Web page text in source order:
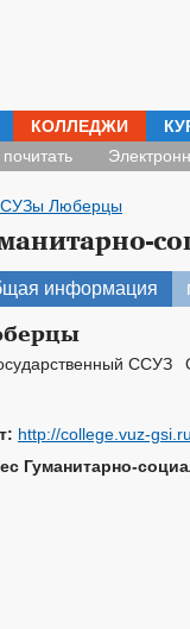
КОЛЛЕДЖИ
Люберцы
информация
ССУЗ
http://college.vuz-
Гуманитарно-